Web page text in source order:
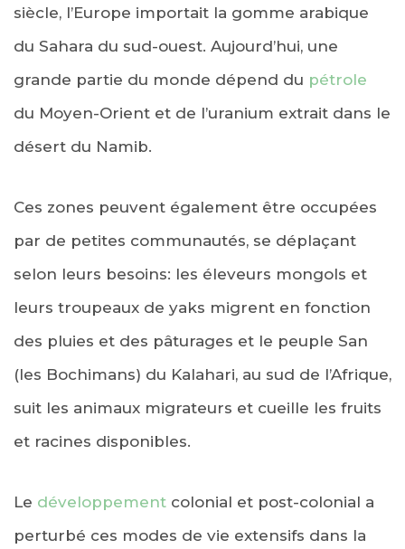
siècle, l’Europe importait la gomme arabique
du Sahara du sud-ouest. Aujourd’hui, une
grande partie du monde dépend du pétrole
du Moyen-Orient et de l’uranium extrait dans le
désert du Namib.
Ces zones peuvent également être occupées
par de petites communautés, se déplaçant
selon leurs besoins: les éleveurs mongols et
leurs troupeaux de yaks migrent en fonction
des pluies et des pâturages et le peuple San
(les Bochimans) du Kalahari, au sud de l’Afrique,
suit les animaux migrateurs et cueille les fruits
et racines disponibles.
Le développement colonial et post-colonial a
perturbé ces modes de vie extensifs dans la